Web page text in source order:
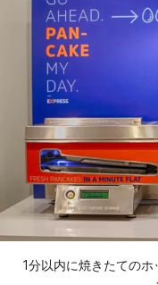
1分以内に焼きたての